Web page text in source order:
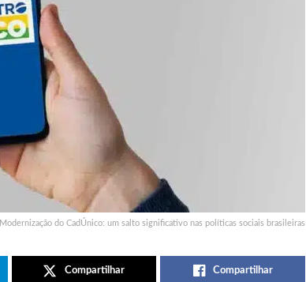
Modernização do CadÚnico: um salto significativo nas políticas sociais brasileiras
Compartilhar Compartilhar